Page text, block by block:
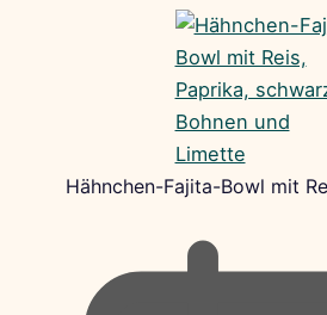
Hähnchen-Fajita-Bowl mit